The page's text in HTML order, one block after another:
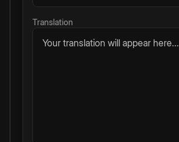
Translation
Your translation will appear here...